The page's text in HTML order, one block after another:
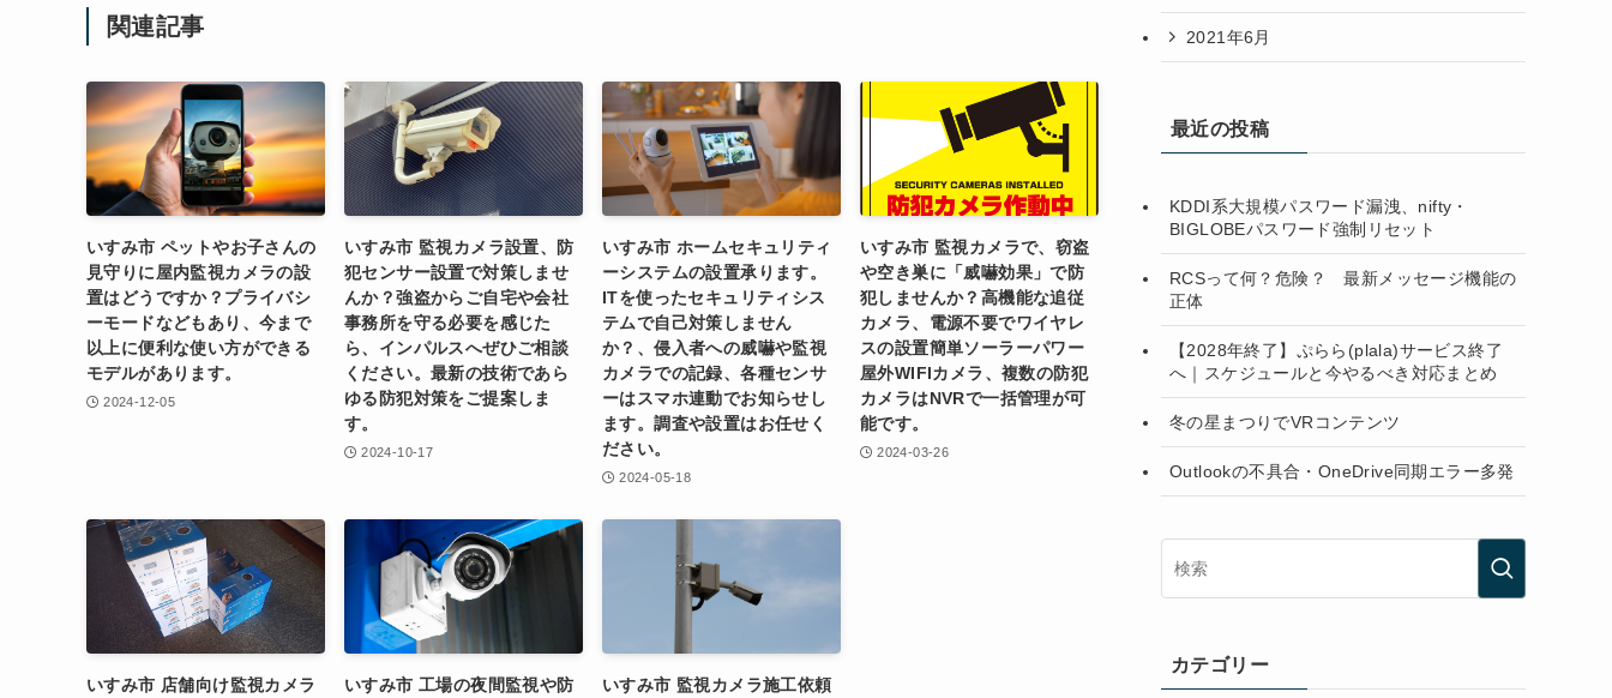
関連記事
いすみ市 ペットやお子さんの
見守りに屋内監視カメラの設
置はどうですか？プライバシ
ーモードなどもあり、今まで
以上に便利な使い方ができる
モデルがあります。
2024-12-05
いすみ市 監視カメラ設置、防
犯センサー設置で対策しませ
んか？強盗からご自宅や会社
事務所を守る必要を感じた
ら、インパルスへぜひご相談
ください。最新の技術であら
ゆる防犯対策をご提案しま
す。
2024-10-17
いすみ市 ホームセキュリティ
ーシステムの設置承ります。
ITを使ったセキュリティシス
テムで自己対策しません
か？、侵入者への威嚇や監視
カメラでの記録、各種センサ
ーはスマホ連動でお知らせし
ます。調査や設置はお任せく
ださい。
2024-05-18
いすみ市 監視カメラで、窃盗
や空き巣に「威嚇効果」で防
犯しませんか？高機能な追従
カメラ、電源不要でワイヤレ
スの設置簡単ソーラーパワー
屋外WIFIカメラ、複数の防犯
カメラはNVRで一括管理が可
能です。
2024-03-26
いすみ市 店舗向け監視カメラ
いすみ市 工場の夜間監視や防
いすみ市 監視カメラ施工依頼
2021年6月
最近の投稿
KDDI系大規模パスワード漏洩、nifty・
BIGLOBEパスワード強制リセット
RCSって何？危険？ 最新メッセージ機能の
正体
【2028年終了】ぷらら(plala)サービス終了
へ｜スケジュールと今やるべき対応まとめ
冬の星まつりでVRコンテンツ
Outlookの不具合・OneDrive同期エラー多発
カテゴリー